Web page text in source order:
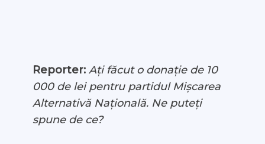
Reporter:Ați făcut o donație de 10
000 de lei pentru partidul Mișcarea
Alternativă Națională. Ne puteți
spune de ce?